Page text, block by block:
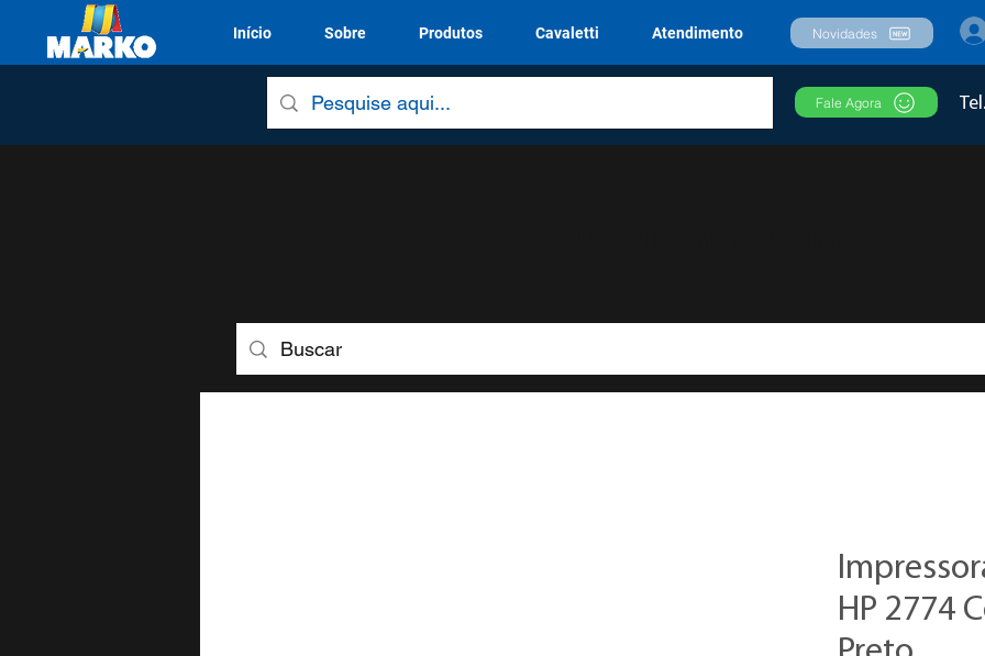
Início Sobre Produtos Cavaletti Atendimento Novidades
Fale Agora
HP 2774